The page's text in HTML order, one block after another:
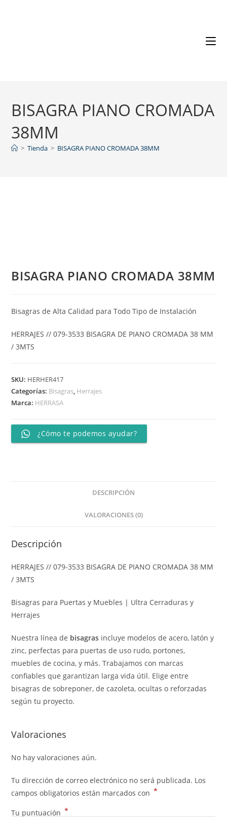
BISAGRA PIANO CROMADA
38MM
> Tienda > BISAGRA PIANO CROMADA 38MM
BISAGRA PIANO CROMADA 38MM
Bisagras de Alta Calidad para Todo Tipo de Instalación
HERRAJES // 079-3533 BISAGRA DE PIANO CROMADA 38 MM
/ 3MTS
SKU: HERHER417
Categorías: Bisagras, Herrajes
Marca: HERRASA
¿Cómo te podemos ayudar?
DESCRIPCIÓN
VALORACIONES (0)
Descripción
HERRAJES // 079-3533 BISAGRA DE PIANO CROMADA 38 MM
/ 3MTS
Bisagras para Puertas y Muebles | Ultra Cerraduras y
Herrajes
Nuestra línea de bisagras incluye modelos de acero, latón y
zinc, perfectas para puertas de uso rudo, portones,
muebles de cocina, y más. Trabajamos con marcas
confiables que garantizan larga vida útil. Elige entre
bisagras de sobreponer, de cazoleta, ocultas o reforzadas
según tu proyecto.
Valoraciones
No hay valoraciones aún.
Tu dirección de correo electrónico no será publicada. Los
campos obligatorios están marcados con *
Tu puntuación *